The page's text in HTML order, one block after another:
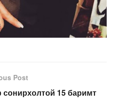
Post
15 баримт